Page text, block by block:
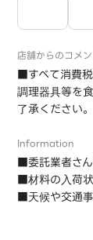
店舗からのコメ
■すべて消費
調理器具等を
了承ください。
Information
■委託業者さ
■材料の入荷状
■天候や交通事